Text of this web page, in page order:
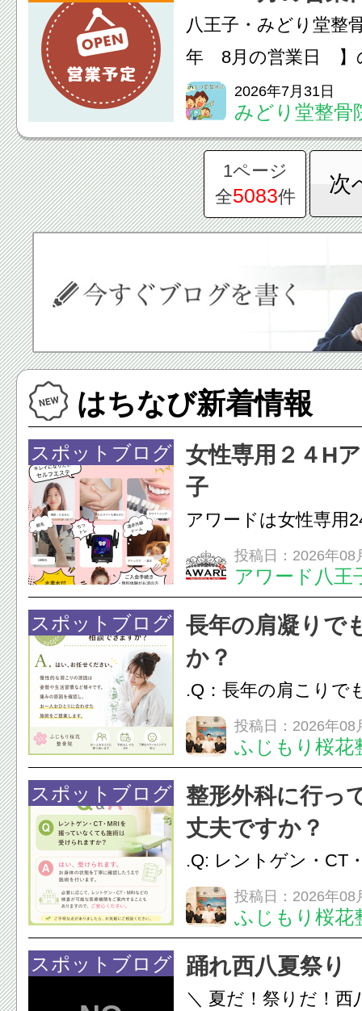
提案します。不安な
お...
八王子・みどり堂整
年 8月の営業日 】
す。
2026年7月31日
みどり堂整骨
1ページ
全5083件
次
はちなび新着情報
スポットブログ
女性専用２４H
子
アワードは女性専用
フエステを 思いっ
開催中
投稿日：2026年08
アワード八王
24時間ジム&
脱毛
スポットブログ
長年の肩凝りで
か？
.Q：長年の肩こりで
か？A：はい、お任
性的な肩こりの原因
慣など様々です。痛
し、お一人おひとり
をご提案します。.#
投稿日：2026年08
ふじもり桜花
スポットブログ
整形外科に行っ
丈夫ですか？
.Q: レントゲン・CT
いなくても施術は受
A: はい、受けられま
態を丁寧に確認した
います。必要に応じ
投稿日：2026年08
ふじもり桜花
スポットブログ 踊れ西八夏祭り
＼ 夏だ！祭りだ！西